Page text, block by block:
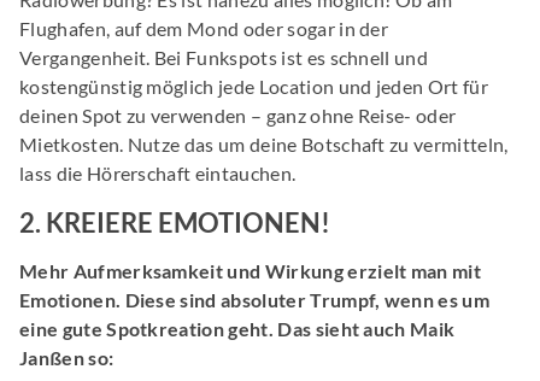
Flughafen, auf dem Mond oder sogar in der
Vergangenheit. Bei Funkspots ist es schnell und
kostengünstig möglich jede Location und jeden Ort für
deinen Spot zu verwenden – ganz ohne Reise- oder
Mietkosten. Nutze das um deine Botschaft zu vermitteln,
lass die Hörerschaft eintauchen.
2. KREIERE EMOTIONEN!
Mehr Aufmerksamkeit und Wirkung erzielt man mit
Emotionen. Diese sind absoluter Trumpf, wenn es um
eine gute Spotkreation geht. Das sieht auch Maik
Janßen so: